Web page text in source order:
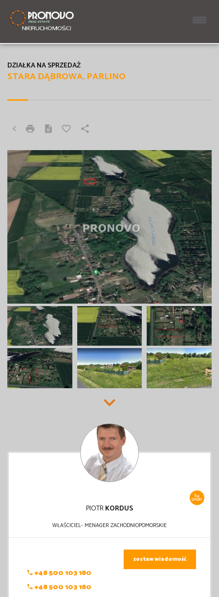
STARA DĄBROWA, PARLINO
DZIAŁKA NA SPRZEDAŻ
84
OFERT
PIOTRKORDUS
WŁAŚCICIEL- MENAGER ZACHODNIOPOMORSKIE
+48 500 103 180
+48 500 103 180
zostaw wiadomość